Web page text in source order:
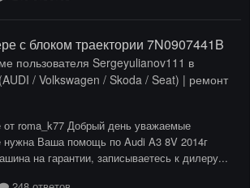
с блоком траектории 7N0907441B
пользователя Sergeyulianov111 в
/ Volkswagen / Skoda / Seat) | ремонт
roma_k77 Добрый день уважаемые
Ваша помощь по Audi A3 8V 2014г
на гарантии, записываетесь к дилеру...